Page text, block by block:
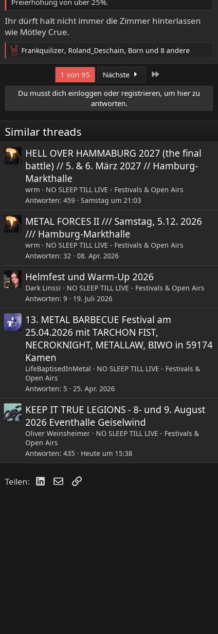
Preierhöhung von über 25%.
Ihr dürft halt nicht immer die Zimmer hinterlassen
wie Mötley Crue.
R
e
o
n
e
n
:
Frankquilizer, Roland_Deschain, Born und 8 andere
1 von 95 Nächste
Du musst dich einloggen oder registrieren, um hier zu
antworten.
Similar threads
HELL OVER HAMMABURG 2027 (the final
battle) // 5. & 6. März 2027 // Hamburg-
Markthalle
wrm
NO SLEEP TILL LIVE - Festivals & Open Airs
Antworten 459 Samstag um 21:03
METAL FORCES II /// Samstag, 5.12. 2026
/// Hamburg-Markthalle
wrm
NO SLEEP TILL LIVE - Festivals & Open Airs
Antworten 32 08. Apr. 2026
Helmfest und Warm-Up 2026
Dark Linssi
NO SLEEP TILL LIVE - Festivals & Open Airs
Antworten 9 19. Juli 2026
13. METAL BARBECUE Festival am
25.04.2026 mit TARCHON FIST,
NECROKNIGHT, METALLAW, BIWO in 59174
Kamen
LifeBaptisedInMetal
NO SLEEP TILL LIVE - Festivals &
Open Airs
Antworten 5 25. Apr. 2026
KEEP IT TRUE LEGIONS - 8- und 9. August
2026 Eventhalle Geiselwind
Oliver Weinsheimer
NO SLEEP TILL LIVE - Festivals &
Open Airs
Antworten 435 Heute um 15:38
Teilen: LinkedIn
E-MailLink